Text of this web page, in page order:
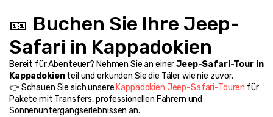
🎫 Buchen Sie Ihre Jeep-
Safari in Kappadokien
Bereit für Abenteuer? Nehmen Sie an einer Jeep-Safari-Tour in
Kappadokien teil und erkunden Sie die Täler wie nie zuvor.
👉 Schauen Sie sich unsere Kappadokien Jeep-Safari-Touren für
Pakete mit Transfers, professionellen Fahrern und
Sonnenuntergangserlebnissen an.